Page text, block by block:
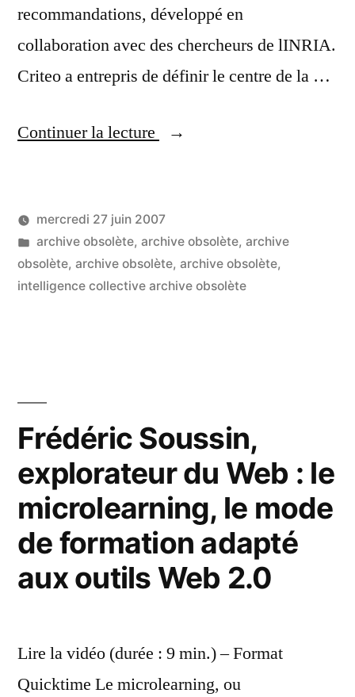
recommandations, développé en
collaboration avec des chercheurs de lINRIA.
Criteo a entrepris de définir le centre de la …
Continuer la lecture
« RU3
de
la
blogosphère
Publié
par
LucL
mercredi 27 juin 2007
Publié
dans
archive obsolète, archive obsolète, archive
obsolète, archive obsolète, archive obsolète,
intelligence collective archive obsolète
Frédéric Soussin,
explorateur du Web : le
microlearning, le mode
de formation adapté
aux outils Web 2.0
Lire la vidéo (durée : 9 min.) – Format
Quicktime Le microlearning, ou